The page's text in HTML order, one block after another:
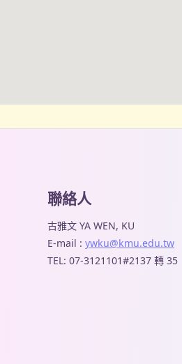
聯絡人
古雅文 YA WEN, KU
E-mail : ywku@kmu.edu.tw
TEL: 07-3121101#2137 轉 35